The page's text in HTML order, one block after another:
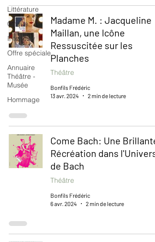
Littérature
Cirque
Interview
Offre spéciale
Annuaire
Théâtre -
Musée
Hommage
Madame M. : Jacqueline
Maillan, une Icône
Ressuscitée sur les
Planches
Théâtre
Bonfils Frédéric
13 avr. 2024
2 min de lecture
Come Bach: Une Brillante
Récréation dans l'Univers
de Bach
Théâtre
Bonfils Frédéric
6 avr. 2024
2 min de lecture